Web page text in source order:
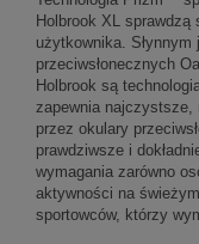
Holbrook XL
użytkownika.
przeciwsłonecznych
Holbrook są
zapewnia najczystsze,
przez okulary
prawdziwsze i
wymagania zarówno
aktywności na
sportowców, którzy